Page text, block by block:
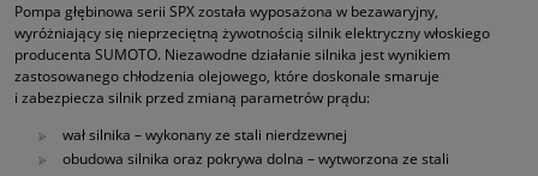
Pompa głębinowa serii SPX została wyposażona w bezawaryjny,
wyróżniający się nieprzeciętną żywotnością silnik elektryczny włoskiego
producenta SUMOTO. Niezawodne działanie silnika jest wynikiem
zastosowanego chłodzenia olejowego, które doskonale smaruje
i zabezpiecza silnik przed zmianą parametrów prądu:
wał silnika – wykonany ze stali nierdzewnej
obudowa silnika oraz pokrywa dolna – wytworzona ze stali